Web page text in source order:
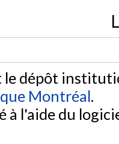
le dépôt
Montréal.
à l'aide du